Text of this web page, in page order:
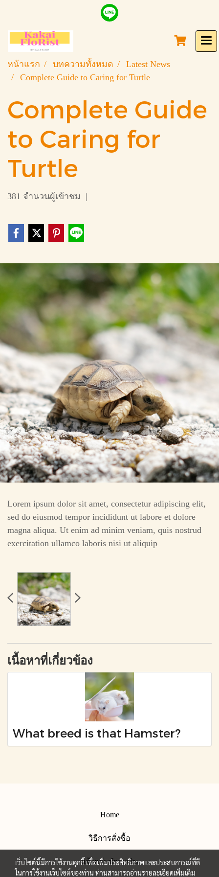
หน้าแรก บทความทั้งหมด
Latest News
Complete Guide to Caring for Turtle
Complete Guide
to Caring for
Turtle
381 จำนวนผู้เข้าชม |
Lorem ipsum dolor sit amet, consectetur adipiscing elit,
sed do eiusmod tempor incididunt ut labore et dolore
magna aliqua. Ut enim ad minim veniam, quis nostrud
exercitation ullamco laboris nisi ut aliquip
เนื้อหาที่เกี่ยวข้อง
What breed is that Hamster?
Home
วิธีการสั่งซื้อ
แจ้งการชำระเงิน
เว็บไซต์นี้มีการใช้งานคุกกี้ เพื่อเพิ่มประสิทธิภาพและประสบการณ์ที่ดี
ในการใช้งานเว็บไซต์ของท่าน ท่านสามารถอ่านรายละเอียดเพิ่มเติม